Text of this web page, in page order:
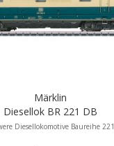
Märklin
Diesellok BR 221 DB
Diesellokomotive Baureihe 221